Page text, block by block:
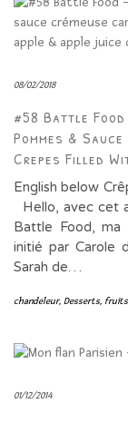
08/02/2018
#58 Battle
Pommes &
Crepes Filled
English below
Hello, avec cet
Battle Food, ma
initié par Carole
Sarah de…
chandeleur, Desserts, fruits
01/12/2014